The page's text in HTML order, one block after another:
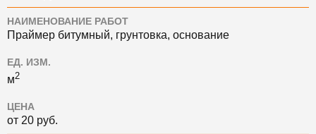
НАИМЕНОВАНИЕ РАБОТ
Праймер битумный, грунтовка, основание
ЕД. ИЗМ.
м2
ЦЕНА
от 20 руб.